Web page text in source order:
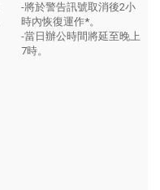
-將於警告訊號取消後2小
時內恢復運作*。
-當日辦公時間將延至晚上
7時。